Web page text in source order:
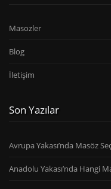
Masozler
Blog
İletişim
Son Yazılar
Avrupa Yakası’nda Masöz
Anadolu Yakası’nda Hangi